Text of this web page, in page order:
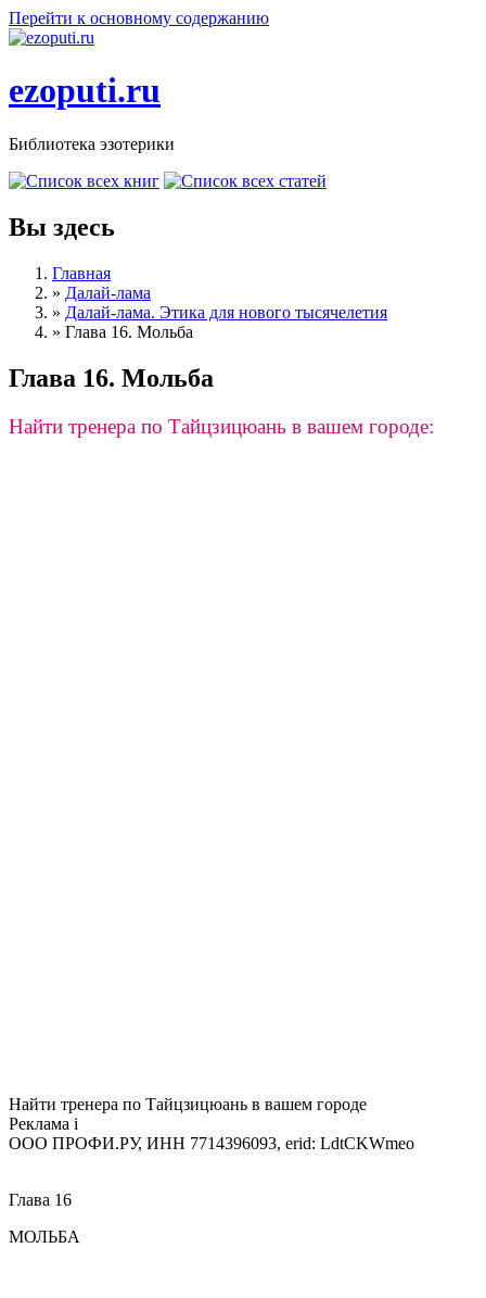
Перейти к основному содержанию
ezoputi.ru
Библиотека эзотерики
Вы здесь
Главная
» Далай-лама
» Далай-лама. Этика для нового тысячелетия
» Глава 16. Мольба
Глава 16. Мольба
Найти тренера по Тайцзицюань в вашем городе:
Найти тренера по Тайцзицюань в вашем городе
Реклама i
ООО ПРОФИ.РУ, ИНН 7714396093, erid: LdtCKWmeo
Глава 16
МОЛЬБА